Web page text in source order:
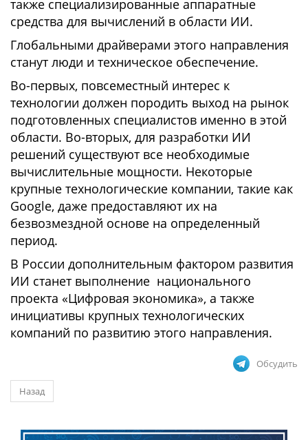
также специализированные аппаратные
средства для вычислений в области ИИ.
Глобальными драйверами этого направления
станут люди и техническое обеспечение.
Во-первых, повсеместный интерес к
технологии должен породить выход на рынок
подготовленных специалистов именно в этой
области. Во-вторых, для разработки ИИ
решений существуют все необходимые
вычислительные мощности. Некоторые
крупные технологические компании, такие как
Google, даже предоставляют их на
безвозмездной основе на определенный
период.
В России дополнительным фактором развития
ИИ станет выполнение национального
проекта «Цифровая экономика», а также
инициативы крупных технологических
компаний по развитию этого направления.
Обсудить
Назад